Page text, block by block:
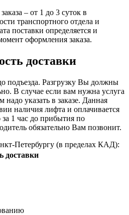
– от 1 до 3 суток в
транспортного отдела и
поставки определяется и
оформления заказа.
доставки
подъезда. Разгрузку Вы должны
В случае если вам нужна услуга
надо указать в заказе. Данная
наличия лифта и оплачивается
1 час до прибытия по
обязательно Вам позвонит.
Петербургу (в пределах КАД):
доставки